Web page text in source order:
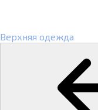
Верхняя одежда